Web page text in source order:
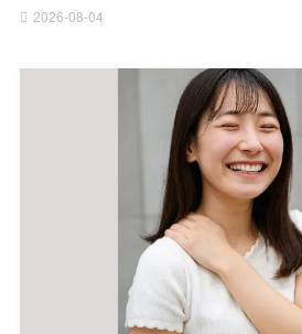
2026-08-04